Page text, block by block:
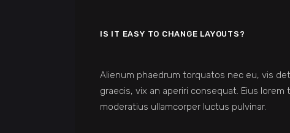
IS IT EASY TO CHANGE LAYOUTS?
Alienum phaedrum torquatos nec eu, vis
graecis, vix an aperiri consequat. Eius
moderatius ullamcorper luctus pulvinar.